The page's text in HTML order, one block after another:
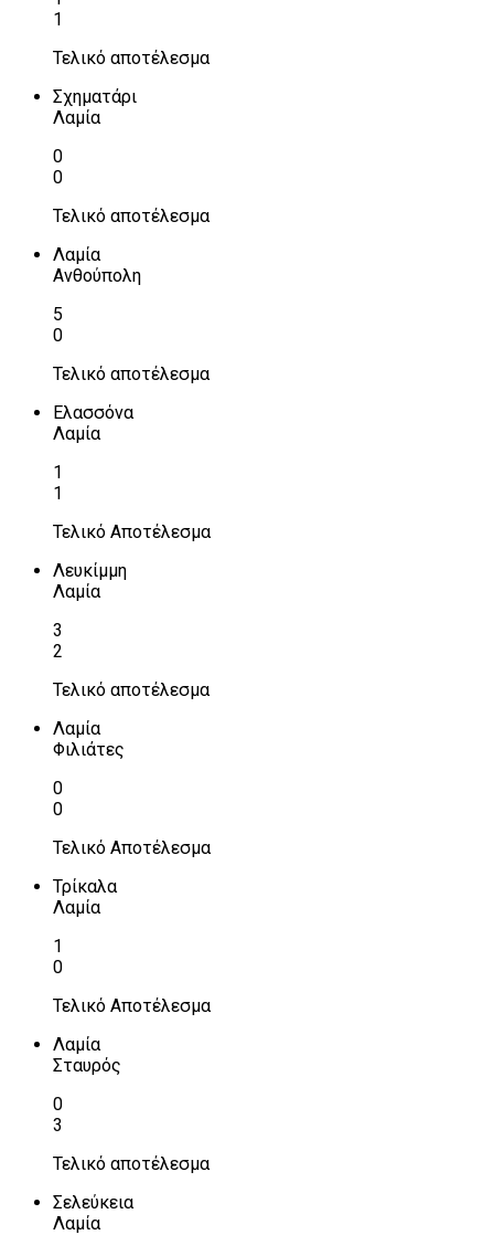
1
Τελικό αποτέλεσμα
Σχηματάρι
Λαμία
0
0
Τελικό αποτέλεσμα
Λαμία
Ανθούπολη
5
0
Τελικό αποτέλεσμα
Ελασσόνα
Λαμία
1
1
Τελικό Αποτέλεσμα
Λευκίμμη
Λαμία
3
2
Τελικό αποτέλεσμα
Λαμία
Φιλιάτες
0
0
Τελικό Αποτέλεσμα
Τρίκαλα
Λαμία
1
0
Τελικό Αποτέλεσμα
Λαμία
Σταυρός
0
3
Τελικό αποτέλεσμα
Σελεύκεια
Λαμία